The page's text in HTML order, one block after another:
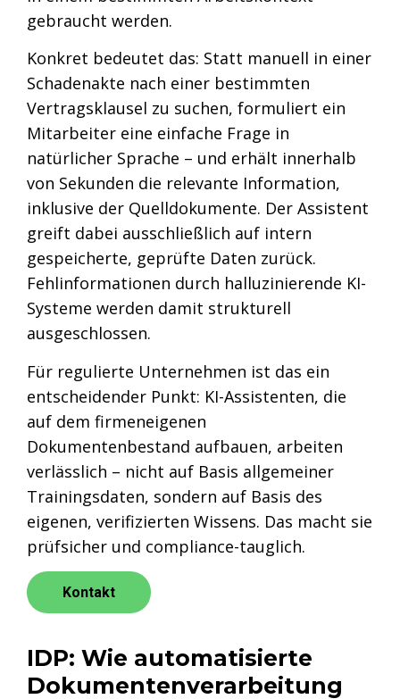
gebraucht werden.
Konkret bedeutet das: Statt manuell in einer
Schadenakte nach einer bestimmten
Vertragsklausel zu suchen, formuliert ein
Mitarbeiter eine einfache Frage in
natürlicher Sprache – und erhält innerhalb
von Sekunden die relevante Information,
inklusive der Quelldokumente. Der Assistent
greift dabei ausschließlich auf intern
gespeicherte, geprüfte Daten zurück.
Fehlinformationen durch halluzinierende KI-
Systeme werden damit strukturell
ausgeschlossen.
Für regulierte Unternehmen ist das ein
entscheidender Punkt: KI-Assistenten, die
auf dem firmeneigenen
Dokumentenbestand aufbauen, arbeiten
verlässlich – nicht auf Basis allgemeiner
Trainingsdaten, sondern auf Basis des
eigenen, verifizierten Wissens. Das macht sie
prüfsicher und compliance-tauglich.
Kontakt
IDP: Wie automatisierte
Dokumentenverarbeitung